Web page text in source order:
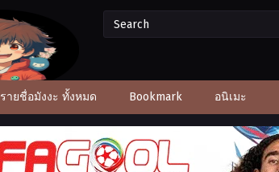
รายชื่อมังงะ ทั้งหมด Bookmark อนิเมะ